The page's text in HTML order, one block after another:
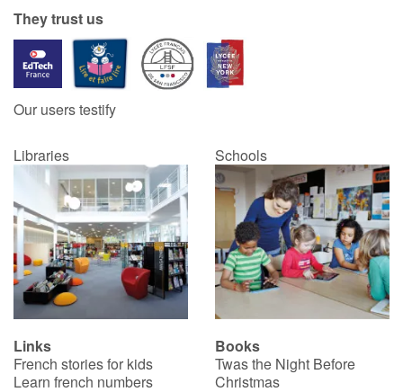
They trust us
Our users testify
Libraries Schools
Links
French stories for kids
Learn french numbers
Books
Twas the Night Before
Christmas